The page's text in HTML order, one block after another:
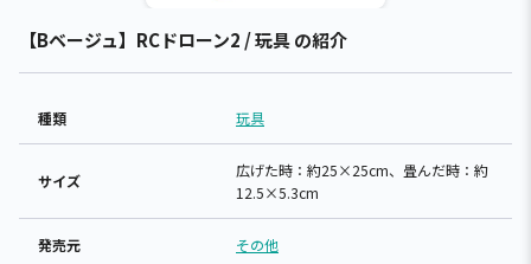
【Bベージュ】RCドローン2 / 玩具 の紹介
種類 玩具
サイズ
広げた時：約25×25cm、畳んだ時：約
12.5×5.3cm
発売元 その他